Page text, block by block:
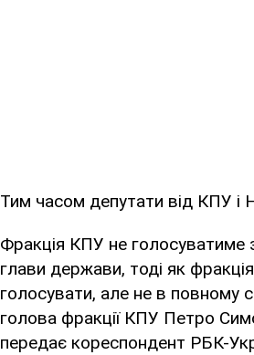
Тим часом депутати від КПУ і
Фракція КПУ не голосуватиме
глави держави, тоді як
голосувати, але не в повному
голова фракції КПУ Петро
передає кореспондент РБК-